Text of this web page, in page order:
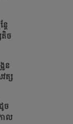
ែ
តិច
ន
ត្ស
ច
ាល